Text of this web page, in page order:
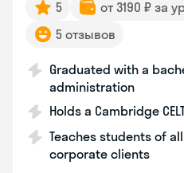
5 от 3190 ₽ за
5 отзывов
Graduated with a
administration
Holds a Cambridge
Teaches students of
corporate clients